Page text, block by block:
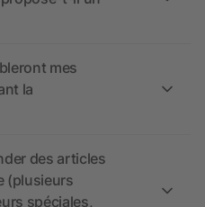
mes
la
des articles
(plusieurs
spéciales,